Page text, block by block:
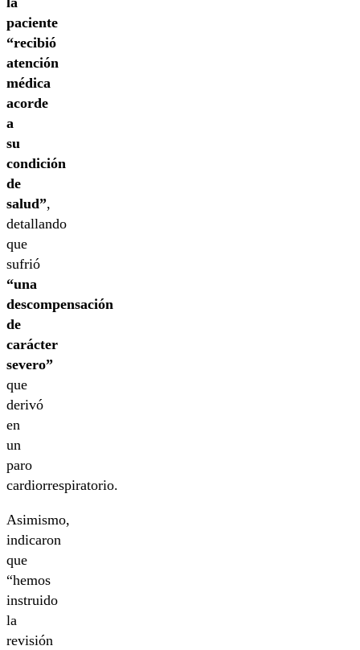
paciente
“recibió
atención
médica
acorde
a
su
condición
de
salud”,
detallando
que
sufrió
“una
descompensación
de
carácter
severo”
que
derivó
en
un
paro
cardiorrespiratorio.
Asimismo,
indicaron
que
“hemos
instruido
la
revisión